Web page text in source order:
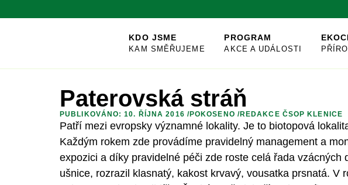
KDO JSME
KAM SMĚŘUJEME
PROGRAM
AKCE A UDÁLOSTI
Paterovská stráň
PUBLIKOVÁNO: 10. ŘÍJNA 2016 /POKOSENO /REDAKCE ČSOP KLENICE
Patří mezi evropsky významné lokality. Je to biotopová
Každým rokem zde provádíme pravidelný management a
expozici a díky pravidelné péči zde roste celá řada
ušnice, rozrazil klasnatý, kakost krvavý, vousatka prsnatá.